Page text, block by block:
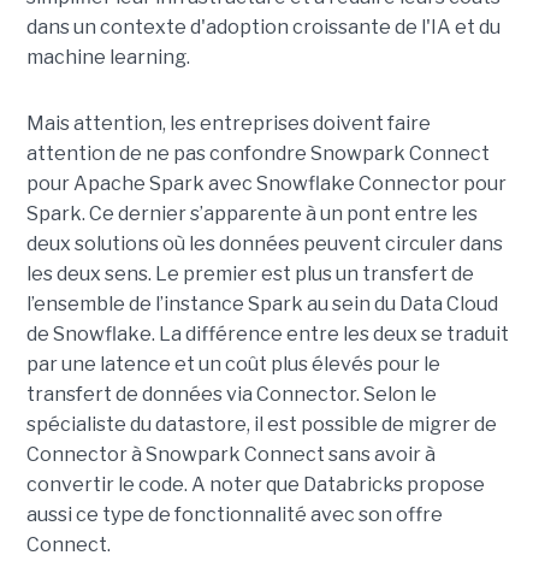
dans un contexte d'adoption croissante de l'IA et du
machine learning.
Mais attention, les entreprises doivent faire
attention de ne pas confondre Snowpark Connect
pour Apache Spark avec Snowflake Connector pour
Spark. Ce dernier s’apparente à un pont entre les
deux solutions où les données peuvent circuler dans
les deux sens. Le premier est plus un transfert de
l’ensemble de l’instance Spark au sein du Data Cloud
de Snowflake. La différence entre les deux se traduit
par une latence et un coût plus élevés pour le
transfert de données via Connector. Selon le
spécialiste du datastore, il est possible de migrer de
Connector à Snowpark Connect sans avoir à
convertir le code. A noter que Databricks propose
aussi ce type de fonctionnalité avec son offre
Connect.